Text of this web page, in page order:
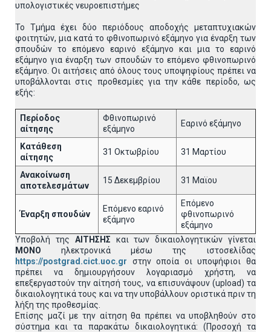
υπολογιστικές νευροεπιστήμες
Το Τμήμα έχει δύο περιόδους αποδοχής μεταπτυχιακών
φοιτητών, μια κατά το φθινοπωρινό εξάμηνο για έναρξη των
σπουδών το επόμενο εαρινό εξάμηνο και μια το εαρινό
εξάμηνο για έναρξη των σπουδών το επόμενο φθινοπωρινό
εξάμηνο. Οι αιτήσεις από όλους τους υποψηφίους πρέπει να
υποβάλλονται στις προθεσμίες για την κάθε περίοδο, ως
εξής:
Περίοδος
αίτησης
Φθινοπωρινό
εξάμηνο
Εαρινό εξάμηνο
Κατάθεση
αίτησης
31 Οκτωβρίου 31 Μαρτίου
Ανακοίνωση
αποτελεσμάτων
15 Δεκεμβρίου 31 Μαϊου
Έναρξη σπουδών
Επόμενο εαρινό
εξάμηνο
Επόμενο
φθινοπωρινό
εξάμηνο
Υποβολή της ΑΙΤΗΣΗΣ και των δικαιολογητικών γίνεται
MONO ηλεκτρονικά μέσω της ιστοσελίδας
https://postgrad.cict.uoc.gr στην οποία οι υποψήφιοι θα
πρέπει να δημιουργήσουν λογαριασμό χρήστη, να
επεξεργαστούν την αίτησή τους, να επισυνάψουν (upload) τα
δικαιολογητικά τους και να την υποβάλλουν οριστικά πριν τη
λήξη της προθεσμίας.
Επίσης μαζί με την αίτηση θα πρέπει να υποβληθούν στο
σύστημα και τα παρακάτω δικαιολογητικά: (Προσοχή τα